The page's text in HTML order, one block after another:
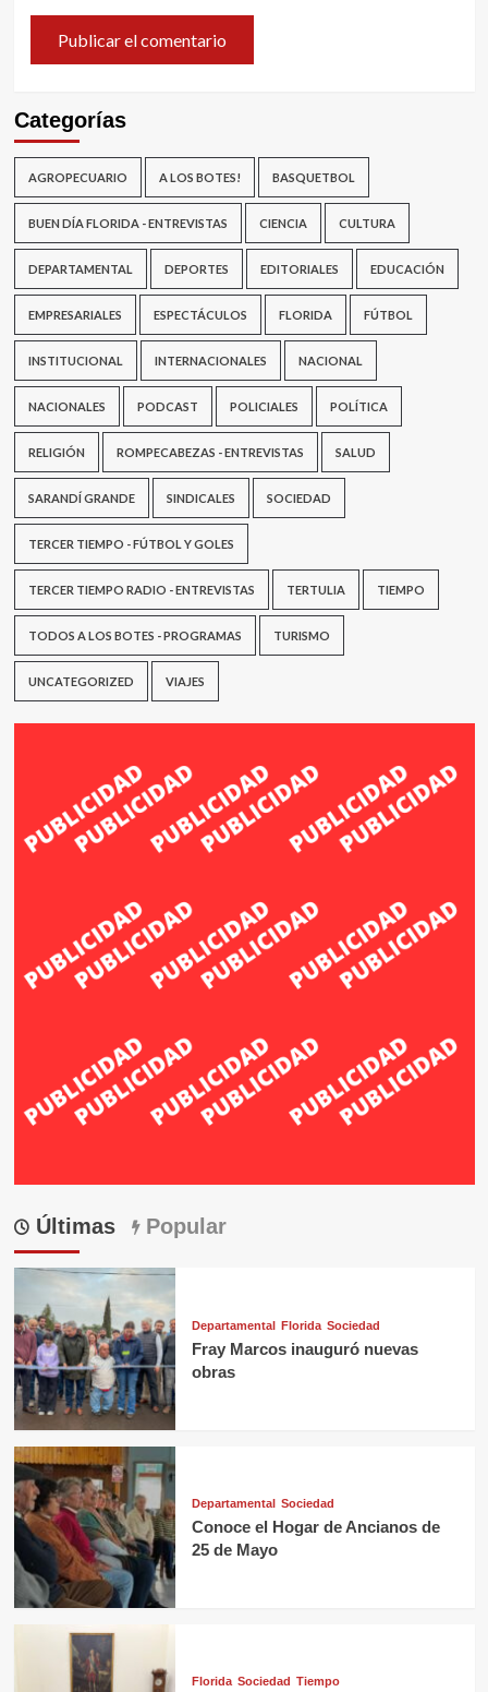
Categorías
AGROPECUARIO A LOS BOTES! BASQUETBOL
BUEN DÍA FLORIDA - ENTREVISTAS CIENCIA CULTURA
DEPARTAMENTAL DEPORTES EDITORIALES EDUCACIÓN
EMPRESARIALES ESPECTÁCULOS FLORIDA FÚTBOL
INSTITUCIONAL INTERNACIONALES NACIONAL
NACIONALES PODCAST POLICIALES POLÍTICA
RELIGIÓN ROMPECABEZAS - ENTREVISTAS SALUD
SARANDÍ GRANDE SINDICALES SOCIEDAD
TERCER TIEMPO - FÚTBOL Y GOLES
TERCER TIEMPO RADIO - ENTREVISTAS TERTULIA TIEMPO
TODOS A LOS BOTES - PROGRAMAS TURISMO
UNCATEGORIZED VIAJES
Últimas Popular
Departamental Florida Sociedad
Fray Marcos inauguró nuevas
obras
Departamental Sociedad
Conoce el Hogar de Ancianos de
25 de Mayo
Florida Sociedad Tiempo